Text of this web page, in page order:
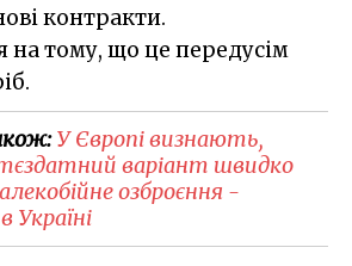
контракти.
на тому, що це передусім
У Європі визнають,
варіант швидко
озброєння -
Україні